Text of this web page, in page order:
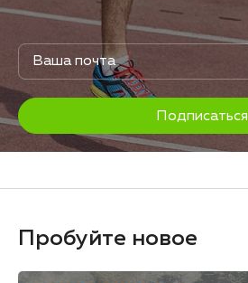
Подписаться
Пробуйте новое